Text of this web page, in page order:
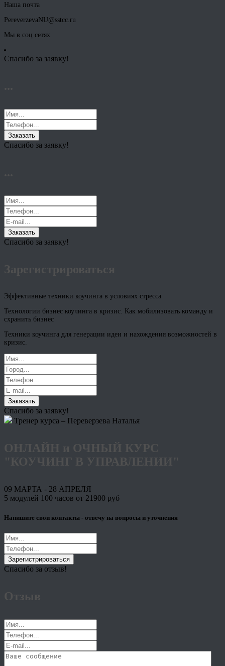
Наша почта
PereverzevaNU@sstcc.ru
Мы в соц сетях
Спасибо за заявку!
...
Заказать
Спасибо за заявку!
...
Заказать
Спасибо за заявку!
Зарегистрироваться
Эффективные техники коучинга в условиях стресса
Технологии бизнес коучинга в кризис. Как мобилизовать команду и
схранить бизнес
Техники коучинга для генерации идеи и нахождения возможностей в
кризис.
Заказать
Спасибо за заявку!
Тренер курса – Переверзева Наталья
ОНЛАЙН и ОЧНЫЙ КУРС
"КОУЧИНГ В УПРАВЛЕНИИ"
09 МАРТА - 28 АПРЕЛЯ
5 модулей 100 часов от 21900 руб
Напишите свои контакты - отвечу на вопросы и уточнения
Зарегистрироваться
Спасибо за отзыв!
Отзыв